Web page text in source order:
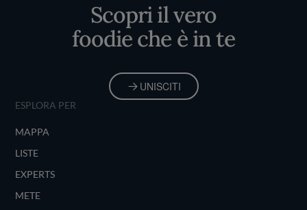
Scopri il vero
foodie che è in te
UNISCITI
ESPLORA PER
MAPPA
LISTE
EXPERTS
METE